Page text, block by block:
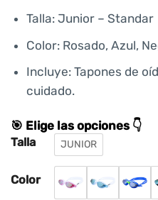
Talla: Junior – Standar
Color: Rosado, Azul,
Incluye: Tapones de
cuidado.
🎯 Elige las opciones 👇
Talla JUNIOR
Color